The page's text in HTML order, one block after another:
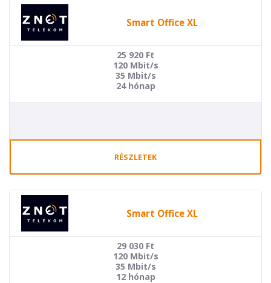
Smart Office XL
25 920 Ft
120 Mbit/s
35 Mbit/s
24 hónap
RÉSZLETEK
Smart Office XL
29 030 Ft
120 Mbit/s
35 Mbit/s
12 hónap